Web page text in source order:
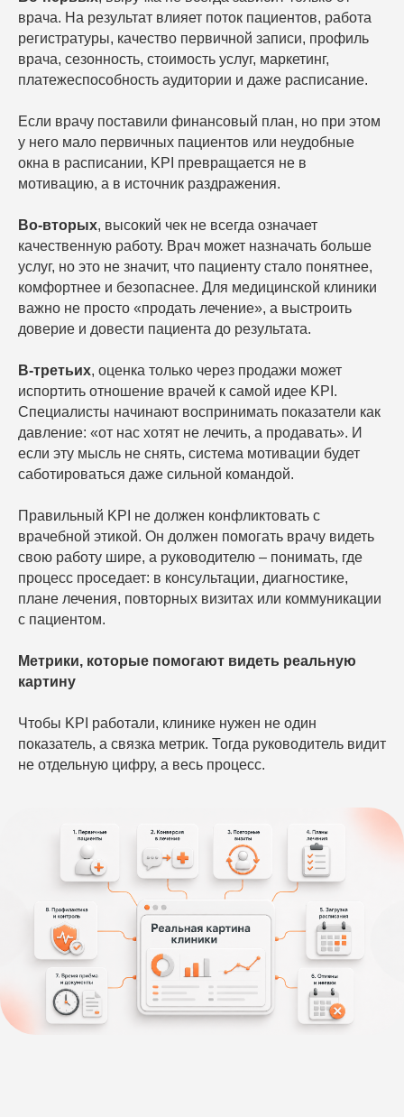
врача. На результат влияет поток пациентов, работа
регистратуры, качество первичной записи, профиль
врача, сезонность, стоимость услуг, маркетинг,
платежеспособность аудитории и даже расписание.
Если врачу поставили финансовый план, но при этом
у него мало первичных пациентов или неудобные
окна в расписании, KPI превращается не в
мотивацию, а в источник раздражения.
Во-вторых, высокий чек не всегда означает
качественную работу. Врач может назначать больше
услуг, но это не значит, что пациенту стало понятнее,
комфортнее и безопаснее. Для медицинской клиники
важно не просто «продать лечение», а выстроить
доверие и довести пациента до результата.
В-третьих, оценка только через продажи может
испортить отношение врачей к самой идее KPI.
Специалисты начинают воспринимать показатели как
давление: «от нас хотят не лечить, а продавать». И
если эту мысль не снять, система мотивации будет
саботироваться даже сильной командой.
Правильный KPI не должен конфликтовать с
врачебной этикой. Он должен помогать врачу видеть
свою работу шире, а руководителю – понимать, где
процесс проседает: в консультации, диагностике,
плане лечения, повторных визитах или коммуникации
с пациентом.
Метрики, которые помогают видеть реальную
картину
Чтобы KPI работали, клинике нужен не один
показатель, а связка метрик. Тогда руководитель видит
не отдельную цифру, а весь процесс.